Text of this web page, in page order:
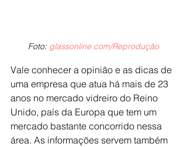
Foto: glassonline.com/Reprodução
Vale conhecer a opinião e as dicas de
uma empresa que atua há mais de 23
anos no mercado vidreiro do Reino
Unido, país da Europa que tem um
mercado bastante concorrido nessa
área. As informações servem também